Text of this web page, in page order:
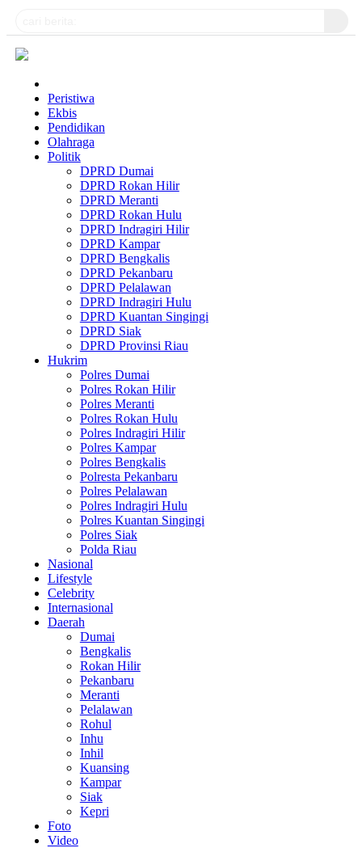
Peristiwa
Ekbis
Pendidikan
Olahraga
Politik
DPRD Dumai
DPRD Rokan Hilir
DPRD Meranti
DPRD Rokan Hulu
DPRD Indragiri Hilir
DPRD Kampar
DPRD Bengkalis
DPRD Pekanbaru
DPRD Pelalawan
DPRD Indragiri Hulu
DPRD Kuantan Singingi
DPRD Siak
DPRD Provinsi Riau
Hukrim
Polres Dumai
Polres Rokan Hilir
Polres Meranti
Polres Rokan Hulu
Polres Indragiri Hilir
Polres Kampar
Polres Bengkalis
Polresta Pekanbaru
Polres Pelalawan
Polres Indragiri Hulu
Polres Kuantan Singingi
Polres Siak
Polda Riau
Nasional
Lifestyle
Celebrity
Internasional
Daerah
Dumai
Bengkalis
Rokan Hilir
Pekanbaru
Meranti
Pelalawan
Rohul
Inhu
Inhil
Kuansing
Kampar
Siak
Kepri
Foto
Video